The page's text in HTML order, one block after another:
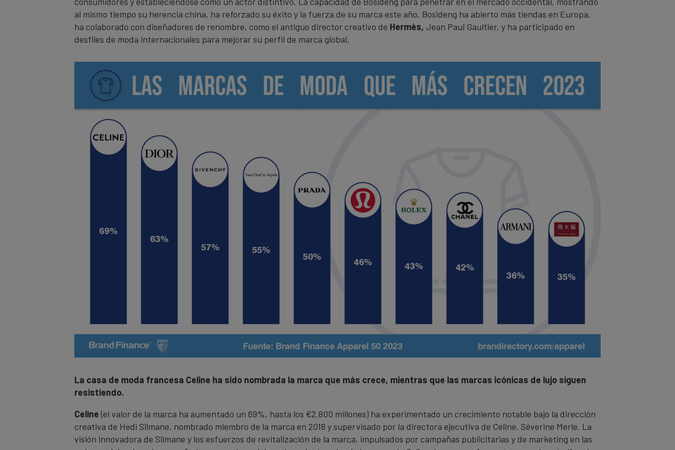
al mismo tiempo su herencia china, ha reforzado su éxito y la fuerza de su marca este año. Bosideng ha abierto más tiendas en Europa,
ha colaborado con diseñadores de renombre, como el antiguo director creativo de Hermès, Jean Paul Gaultier, y ha participado en
desfiles de moda internacionales para mejorar su perfil de marca global.
La casa de moda francesa Celine ha sido nombrada la marca que más crece, mientras que las marcas icónicas de lujo siguen
resistiendo.
Celine (el valor de la marca ha aumentado un 69%, hasta los €2.800 millones) ha experimentado un crecimiento notable bajo la dirección
creativa de Hedi Slimane, nombrado miembro de la marca en 2018 y supervisado por la directora ejecutiva de Celine, Séverine Merle. La
visión innovadora de Slimane y los esfuerzos de revitalización de la marca, impulsados ​​por campañas publicitarias y de marketing en las